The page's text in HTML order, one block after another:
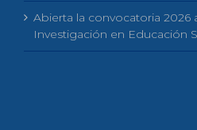
Abierta la convocatoria 2026
Investigación en Educación